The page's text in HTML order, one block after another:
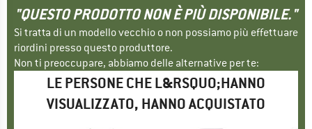
"QUESTO PRODOTTO NON È PIÙ DISPONIBILE."
Si tratta di un modello vecchio o non possiamo più effettuare
riordini presso questo produttore.
Non ti preoccupare, abbiamo delle alternative per te:
LE PERSONE CHE L&RSQUO;HANNO
VISUALIZZATO, HANNO ACQUISTATO